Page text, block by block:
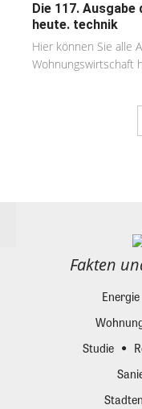
Die 117.
heute. technik
Hier können Sie alle
Wohnungswirtschaft
Fakten
Energie
Studie